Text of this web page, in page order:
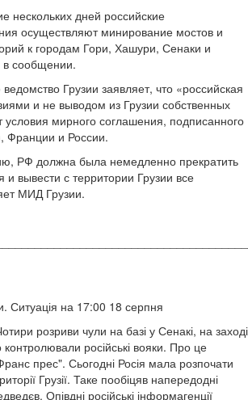
нескольких дней российские
осуществляют минирование мостов и
к городам Гори, Хашури, Сенаки и
в сообщении.
Грузии заявляет, что «российская
и не выводом из Грузии собственных
условия мирного соглашения, подписанного
Франции и России.
РФ должна была немедленно прекратить
и вывести с территории Грузии все
МИД Грузии.
Ситуація на 17:00 18 серпня
розриви чули на базі у Сенакі, на заході
контролювали російські вояки. Про це
прес". Сьогодні Росія мала розпочати
Грузії. Таке пообіцяв напередодні
Опівдні російські інформагенції